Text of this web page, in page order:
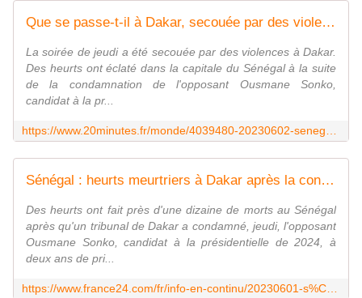
Que se passe-t-il à Dakar, secouée par des violences ?
La soirée de jeudi a été secouée par des violences à Dakar.
Des heurts ont éclaté dans la capitale du Sénégal à la suite
de la condamnation de l'opposant Ousmane Sonko,
candidat à la pr...
Sénégal : heurts meurtriers à Dakar après la condamnation de l'opposant Ousmane Sonko
Des heurts ont fait près d'une dizaine de morts au Sénégal
après qu'un tribunal de Dakar a condamné, jeudi, l'opposant
Ousmane Sonko, candidat à la présidentielle de 2024, à
deux ans de pri...